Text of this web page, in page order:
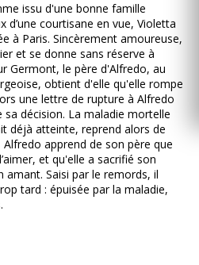
issu d'une bonne famille
courtisane en vue, Violetta
à Paris. Sincèrement amoureuse,
et se donne sans réserve à
Germont, le père d'Alfredo, au
obtient d'elle qu'elle rompe
une lettre de rupture à Alfredo
décision. La maladie mortelle
déjà atteinte, reprend alors de
apprend de son père que
et qu'elle a sacrifié son
Saisi par le remords, il
tard : épuisée par la maladie,